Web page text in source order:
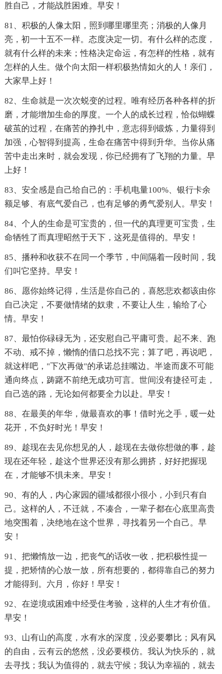
胜自己，才能战胜困难。早安！
81、积极的人像太阳，照到哪里哪里亮；消极的人像月
亮，初一十五不一样。态度决定一切。有什么样的态度，
就有什么样的未来；性格决定命运，有怎样的性格，就有
怎样的人生。做个向太阳一样积极热情如火的人！亲们，
大家早上好！
82、生命就是一次次蜕变的过程。唯有经历各种各样的折
磨，才能增加生命的厚度。一个人的成长过程，恰似蝴蝶
破茧的过程，在痛苦的挣扎中，意志得到锻炼，力量得到
加强，心智得到提高，生命在痛苦中得到升华。当你从痛
苦中走出来时，就会发现，你已经拥有了飞翔的力量。早
上好！
83、安全感是自己给自己的：手机电量100%、银行卡余
额足够、有底气爱自己，也有足够的勇气爱别人。早安！
84、个人的生命是可宝贵的，但一代的真理更可宝贵，生
命牺牲了而真理昭然于天下，这死是值得的。早安！
85、播种和收获不在同一个季节，中间隔着一段时间，我
们叫它坚持。早安！
86、愿你始终记得，生活是你自己的，喜怒悲欢都该由你
自己决定，不要做情绪的奴隶，不要让人生，输给了心
情。早安！
87、最怕你碌碌无为，还安慰自己平庸可贵。起不来、跑
不动、戒不掉，懒惰的借口总找不完；算了吧，再说吧，
就这样吧，"下次再做"的承诺总挂嘴边。半途而废不可能
通向终点，踌躇不前绝无成功可言。世间没有捷径可走，
自己选的路，无论如何都要全力以赴。早安！
88、在最美的年华，做最喜欢的事！借时光之手，暖一处
花开，不负好时光！早安！
89、趁现在去见你想见的人，趁现在去做你想做的事，趁
现在还年轻，趁这个世界还没有那么拥挤，好好把握现
在，才能够不惧未来。早安！
90、有的人，内心家园的疆域都很小很小，小到只有自
己。这样的人，不迁就，不凑合，一辈子都在心底里高贵
地突围着，决绝地在这个世界，寻找着另一个自己。早
安！
91、把懒惰放一边，把丧气的话收一收，把积极性提一
提，把矫情的心放一放，所有想要的，都得靠自己的努力
才能得到。六月，你好！早安！
92、在逆境或困难中经受住考验，这样的人生才有价值。
早安！
93、山有山的高度，水有水的深度，没必要攀比；风有风
的自由，云有云的悠然，没必要模仿。我认为快乐的，就
去寻找；我认为值得的，就去守候；我认为幸福的，就去